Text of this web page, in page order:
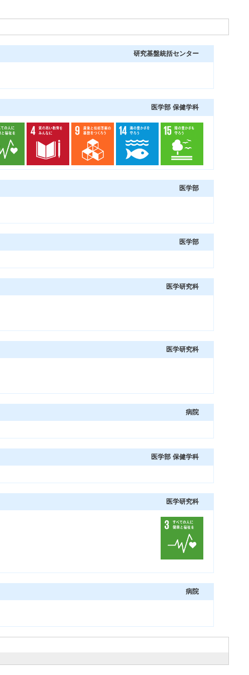
研究基盤統括センター
医学部 保健学科
医学部
医学部
医学研究科
医学研究科
病院
医学部 保健学科
医学研究科
病院